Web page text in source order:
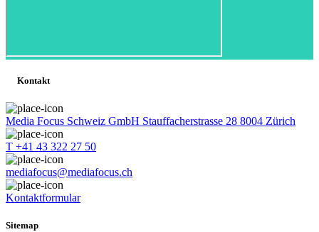
Kontakt
Media Focus Schweiz GmbH Stauffacherstrasse 28 8004 Zürich
T +41 43 322 27 50
mediafocus@mediafocus.ch
Kontaktformular
Sitemap